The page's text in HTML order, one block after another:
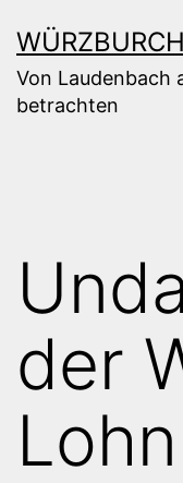
Inhalt
springen
Von Laudenbach
betrachten
der
Lohn